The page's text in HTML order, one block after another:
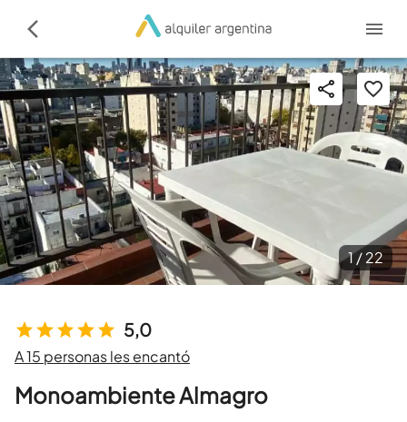
5,0
A 15 personas les encantó
Monoambiente Almagro
1 /22